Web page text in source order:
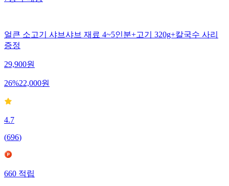
얼큰 소고기 샤브샤브 재료 4~5인분+고기 320g+칼국수 사리
증정
29,900원
26%22,000원
4.7
(696)
660적립